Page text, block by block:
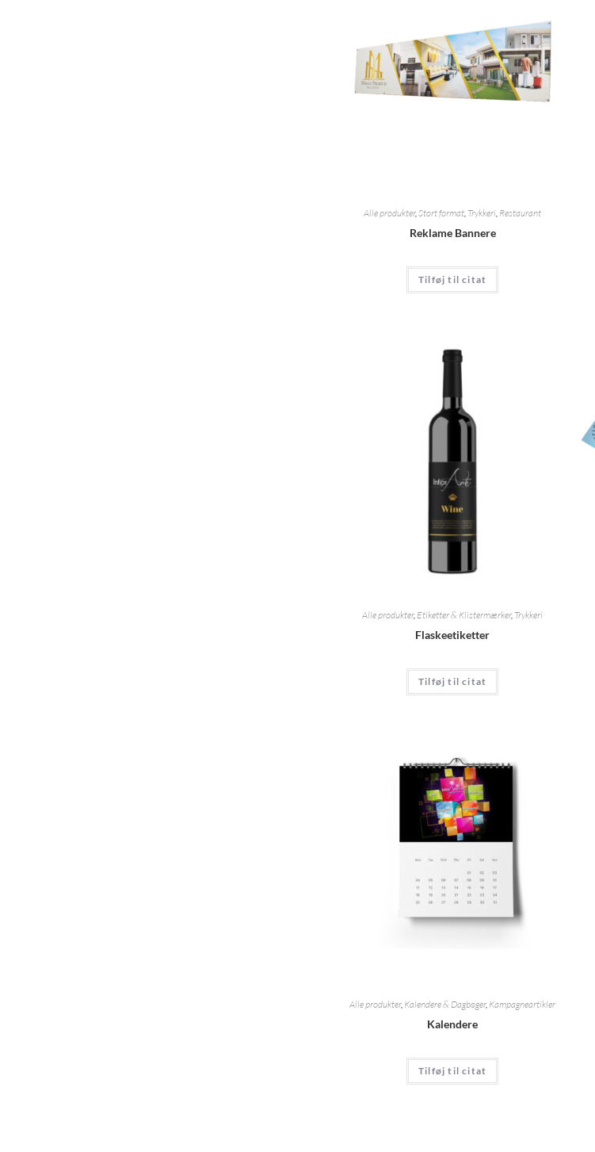
Alle produkter,Stort format Trykkeri Restaurant
Reklame Bannere
Tilføj til citat
Alle produkter, Etiketter & Klistermærker, Trykkeri
Flaskeetiketter
Tilføj til citat
Alle produkter, Kalendere & Dagbøger, Kampagneartikler
Kalendere
Tilføj til citat